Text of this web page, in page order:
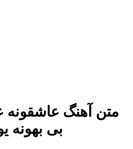
متن آهنگ
بی بهونه